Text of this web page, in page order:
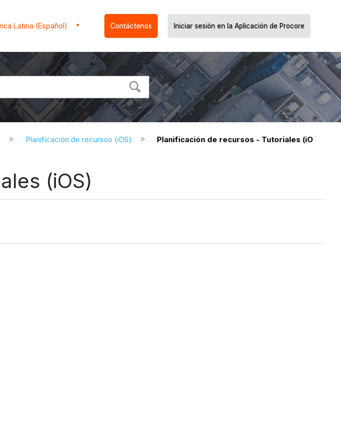
Latina (Español) Contáctenos Iniciar sesión en la Aplicación de Procore
Planificación de recursos (iOS) Planificación de recursos - Tutoriales (iOS)
(iOS)